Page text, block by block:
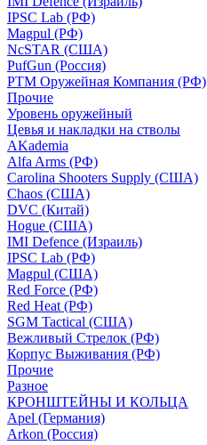
IPSC Lab (РФ)
Magpul (РФ)
NcSTAR (США)
PufGun (Россия)
РТМ Оружейная Компания (РФ)
Прочие
Уровень оружейный
Цевья и накладки на стволы
AKademia
Alfa Arms (РФ)
Carolina Shooters Supply (США)
Chaos (США)
DVC (Китай)
Hogue (США)
IMI Defence (Израиль)
IPSC Lab (РФ)
Magpul (США)
Red Force (РФ)
Red Heat (РФ)
SGM Tactical (США)
Вежливый Стрелок (РФ)
Корпус Выживания (РФ)
Прочие
Разное
КРОНШТЕЙНЫ И КОЛЬЦА
Apel (Германия)
Arkon (Россия)